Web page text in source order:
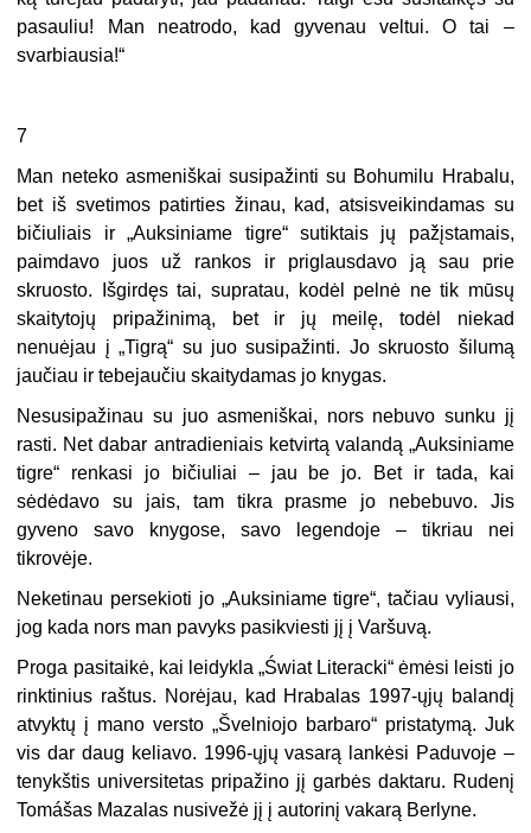
pasauliu! Man neatrodo, kad gyvenau veltui. O tai –
svarbiausia!“
7
Man neteko asmeniškai susipažinti su Bohumilu Hrabalu,
bet iš svetimos patirties žinau, kad, atsisveikindamas su
bičiuliais ir „Auksiniame tigre“ sutiktais jų pažįstamais,
paimdavo juos už rankos ir priglausdavo ją sau prie
skruosto. Išgirdęs tai, supratau, kodėl pelnė ne tik mūsų
skaitytojų pripažinimą, bet ir jų meilę, todėl niekad
nenuėjau į „Tigrą“ su juo susipažinti. Jo skruosto šilumą
jaučiau ir tebejaučiu skaitydamas jo knygas.
Nesusipažinau su juo asmeniškai, nors nebuvo sunku jį
rasti. Net dabar antradieniais ketvirtą valandą „Auksiniame
tigre“ renkasi jo bičiuliai – jau be jo. Bet ir tada, kai
sėdėdavo su jais, tam tikra prasme jo nebebuvo. Jis
gyveno savo knygose, savo legendoje – tikriau nei
tikrovėje.
Neketinau persekioti jo „Auksiniame tigre“, tačiau vyliausi,
jog kada nors man pavyks pasikviesti jį į Varšuvą.
Proga pasitaikė, kai leidykla „Świat Literacki“ ėmėsi leisti jo
rinktinius raštus. Norėjau, kad Hrabalas 1997-ųjų balandį
atvyktų į mano versto „Švelniojo barbaro“ pristatymą. Juk
vis dar daug keliavo. 1996-ųjų vasarą lankėsi Paduvoje –
tenykštis universitetas pripažino jį garbės daktaru. Rudenį
Tomášas Mazalas nusivežė jį į autorinį vakarą Berlyne.